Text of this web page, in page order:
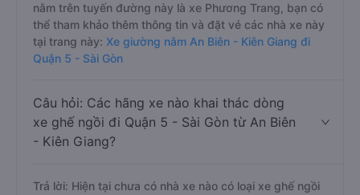
nằm trên tuyến đường này là xe Phương Trang, bạn có
thể tham khảo thêm thông tin và đặt vé các nhà xe này
tại trang này: Xe giường nằm An Biên - Kiên Giang đi
Quận 5 - Sài Gòn
Câu hỏi: Các hãng xe nào khai thác dòng
xe ghế ngồi đi Quận 5 - Sài Gòn từ An Biên
- Kiên Giang?
Trả lời: Hiện tại chưa có nhà xe nào có loại xe ghế ngồi